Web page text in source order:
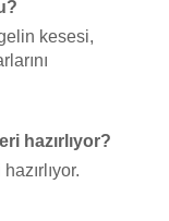
kesesi,
hazırlıyor?